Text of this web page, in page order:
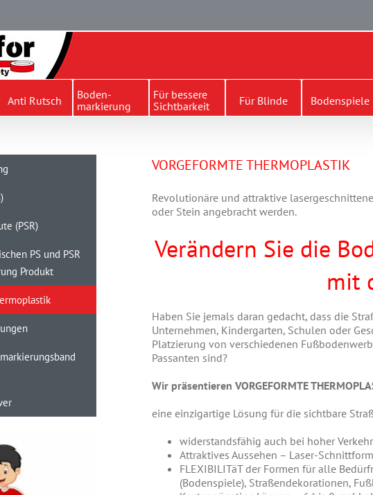
Anti Rutsch
Boden-
markierung
Für bessere
Sichtbarkeit
Für Blinde Bodenspiele
VORGEFORMTE THERMOPLASTIK
Revolutionäre und attraktive
oder Stein angebracht werden.
Verändern Sie die
mit
Haben Sie jemals daran gedacht, dass die
Unternehmen, Kindergarten, Schulen oder
Platzierung von verschiedenen
Passanten sind?
Wir präsentieren VORGEFORMTE
eine einzigartige Lösung für die sichtbare
widerstandsfähig auch bei hoher
Attraktives Aussehen – Laser-
FLEXIBILITäT der Formen für alle
(Bodenspiele), Straßendekorationen,
(PSR)
PS und PSR
Produkt